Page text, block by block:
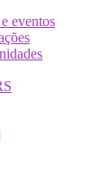
eventos